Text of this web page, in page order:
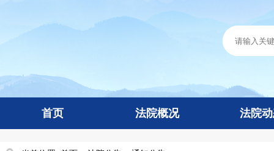
首页 法院概况 法院